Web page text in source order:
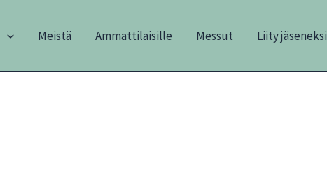
Meistä Ammattilaisille Messut Liity jäseneksi